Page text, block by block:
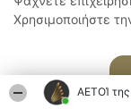
ΑΕΤΟΊ
Χρησιμοποιήστε